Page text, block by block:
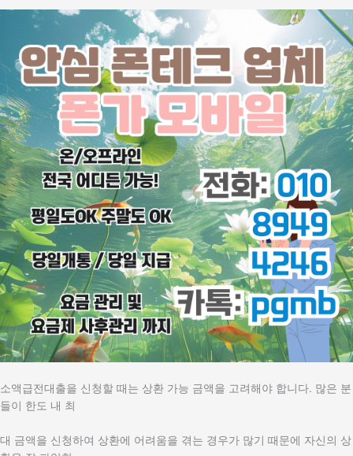
소액급전대출을 신청할 때는 상환 가능 금액을 고려해야 합니다. 많은 분
들이 한도 내 최
대 금액을 신청하여 상환에 어려움을 겪는 경우가 많기 때문에 자신의 상